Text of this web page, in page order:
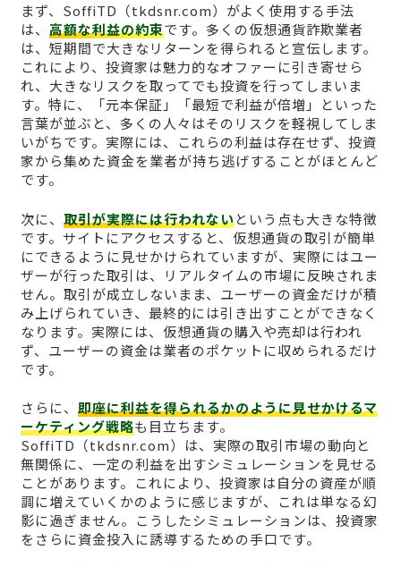
まず、SoffiTD（tkdsnr.com）がよく使用する手法
は、 高額な利益の約束です。多くの仮想通貨詐欺業者
は、短期間で大きなリターンを得られると宣伝します。
これにより、投資家は魅力的なオファーに引き寄せら
れ、大きなリスクを取ってでも投資を行ってしまいま
す。特に、「元本保証」「最短で利益が倍増」といった
言葉が並ぶと、多くの人々はそのリスクを軽視してしま
いがちです。実際には、これらの利益は存在せず、投資
家から集めた資金を業者が持ち逃げすることがほとんど
です。
次に、 取引が実際には行われないという点も大きな特徴
です。サイトにアクセスすると、仮想通貨の取引が簡単
にできるように見せかけられていますが、実際にはユー
ザーが行った取引は、リアルタイムの市場に反映されま
せん。取引が成立しないまま、ユーザーの資金だけが積
み上げられていき、最終的には引き出すことができなく
なります。実際には、仮想通貨の購入や売却は行われ
ず、ユーザーの資金は業者のポケットに収められるだけ
です。
さらに、 即座に利益を得られるかのように見せかけるマ
ーケティング戦略も目立ちます。
SoffiTD（tkdsnr.com）は、実際の取引市場の動向と
無関係に、一定の利益を出すシミュレーションを見せる
ことがあります。これにより、投資家は自分の資産が順
調に増えていくかのように感じますが、これは単なる幻
影に過ぎません。こうしたシミュレーションは、投資家
をさらに資金投入に誘導するための手口です。